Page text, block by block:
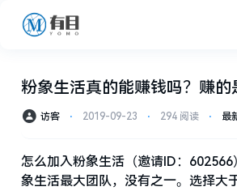
粉象生活真的能赚钱吗？赚的
访客 ⋅ 2019-09-23 ⋅ 294 阅读 ⋅ 最
怎么加入粉象生活（邀请ID：
象生活最大团队，没有之一。选择大